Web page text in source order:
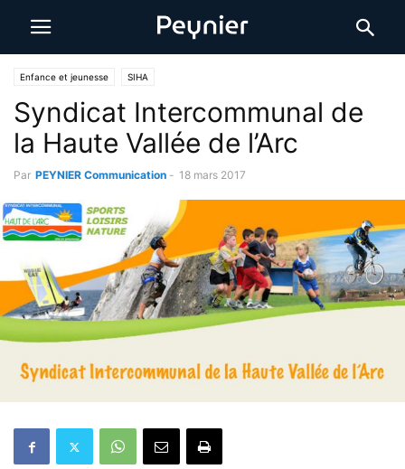
Enfance et jeunesse SIHA
Syndicat Intercommunal de
la Haute Vallée de l’Arc
Par PEYNIER Communication - 18 mars 2017